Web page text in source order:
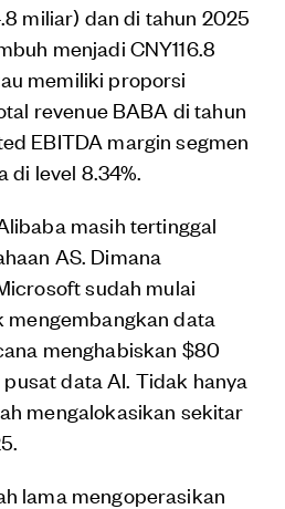
miliar) dan di tahun 2025
menjadi CNY116.8
memiliki proporsi
revenue BABA di tahun
EBITDA margin segmen
level 8.34%.
masih tertinggal
AS. Dimana
sudah mulai
data
menghabiskan $80
data AI. Tidak hanya
mengalokasikan sekitar
lama mengoperasikan